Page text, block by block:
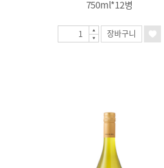
750ml*12병
장바구니